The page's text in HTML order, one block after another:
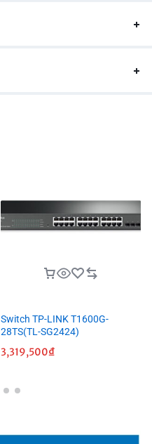
Switch TP-LINK T1600G-
28TS(TL-SG2424)
3,319,500₫